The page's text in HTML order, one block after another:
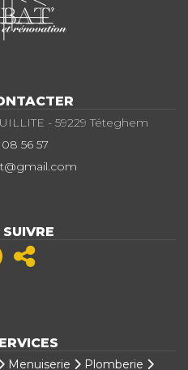
- 59229 Téteghem
56 57
Menuiserie Plomberie